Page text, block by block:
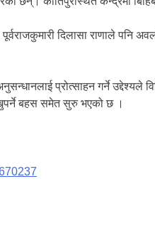
पूर्वराजकुमारी दिलासा राणाले
प्रोत्साहन गर्ने
बहस समेत सुरु भएको छ ।